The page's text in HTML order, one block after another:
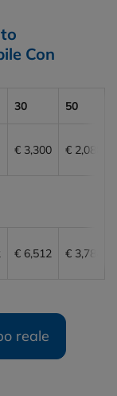
Con
30 50
€ 3,300 € 2,088
€ 6,512 € 3,784
reale